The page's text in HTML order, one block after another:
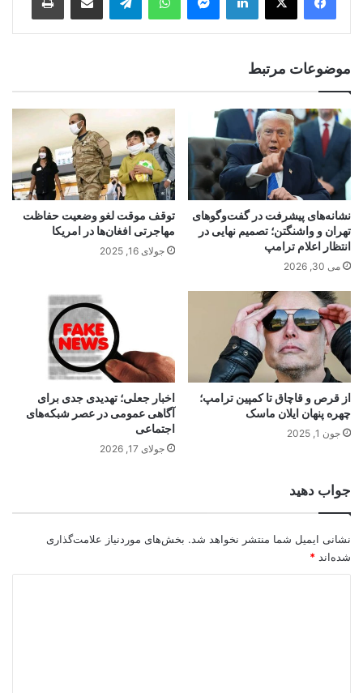
موضوعات مرتبط
نشانه‌های پیشرفت در گفت‌وگوهای
تهران و واشنگتن؛ تصمیم نهایی در
انتظار اعلام ترامپ
می 30, 2026
توقف موقت لغو وضعیت حفاظت
مهاجرتی افغان‌ها در امریکا
جولای 16, 2025
از قرص و قاچاق تا کمپین ترامپ؛
چهره پنهان ایلان ماسک
جون 1, 2025
اخبار جعلی؛ تهدیدی جدی برای
آگاهی عمومی در عصر شبکه‌های
اجتماعی
جولای 17, 2026
جواب دهید
نشانی ایمیل شما منتشر نخواهد شد. بخش‌های موردنیاز علامت‌گذاری
شده‌اند *